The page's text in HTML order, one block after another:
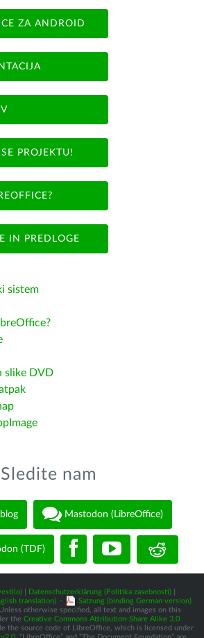
ZA ANDROID
PROJEKTU!
IN PREDLOGE
sistem
slike DVD
Sledite nam
Mastodon (LibreOffice)
(TDF)
| Datenschutzerklärung (Politika zasebnosti)|
translation) -
Satzung (binding German version)
otherwise specified, all text and images on this
the Creative Commons Attribution-Share Alike 3.0
the source code of LibreOffice, which is licensed under